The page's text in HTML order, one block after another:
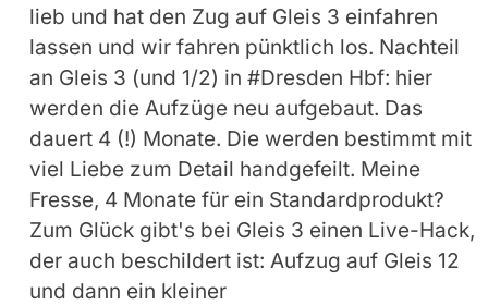
lieb und hat den Zug auf Gleis 3 einfahren
lassen und wir fahren pünktlich los. Nachteil
an Gleis 3 (und 1/2) in #Dresden Hbf: hier
werden die Aufzüge neu aufgebaut. Das
dauert 4 (!) Monate. Die werden bestimmt mit
viel Liebe zum Detail handgefeilt. Meine
Fresse, 4 Monate für ein Standardprodukt?
Zum Glück gibt's bei Gleis 3 einen Live-Hack,
der auch beschildert ist: Aufzug auf Gleis 12
und dann ein kleiner